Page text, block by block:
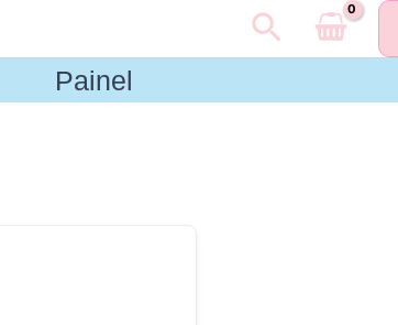
Pesquisar
Painel